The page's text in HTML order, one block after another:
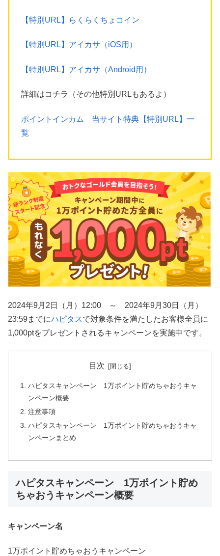
【特別URL】らくらくちょコイン
【特別URL】アイカサ（iOS用）
【特別URL】アイカサ（Android用）
詳細はコチラ（その他特別URLもあるよ）
ポイントインカム 当サイト特典【特別URL】一
覧
2024年9月2日（月）12:00 ～ 2024年9月30日（月）
23:59までにハピタスで対象条件を満たしたお客様全員に
1,000ptをプレゼントされるキャンペーンを実施中です。
目次
ハピタスキャンペーン 1万ポイント貯めちゃおうキャ
ンペーン概要
注意事項
ハピタスキャンペーン 1万ポイント貯めちゃおうキャ
ンペーンまとめ
ハピタスキャンペーン 1万ポイント貯め
ちゃおうキャンペーン概要
キャンペーン名
1万ポイント貯めちゃおうキャンペーン